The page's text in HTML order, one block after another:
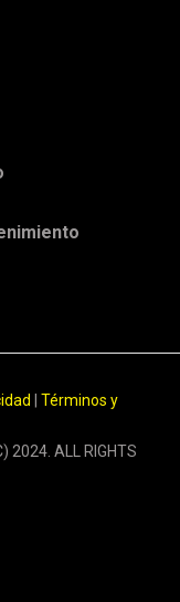
Términos y
2024. ALL RIGHTS